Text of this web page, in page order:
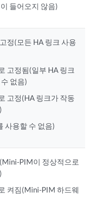
들어오지 않음)
정(모든 HA 링크 사용
고정됨(일부 HA 링크
없음)
고정(HA 링크가 작동
사용할 수 없음)
PIM이 정상적으로
켜짐(Mini-PIM 하드웨